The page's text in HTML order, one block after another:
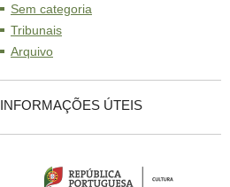
Sem categoria
Tribunais
Arquivo
INFORMAÇÕES ÚTEIS